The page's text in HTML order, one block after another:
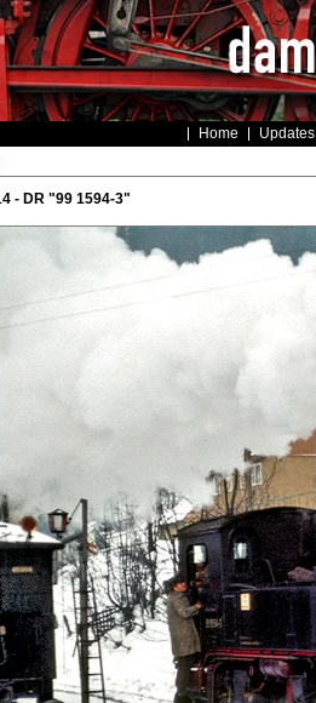
Home Updates
- DR "99 1594-3"